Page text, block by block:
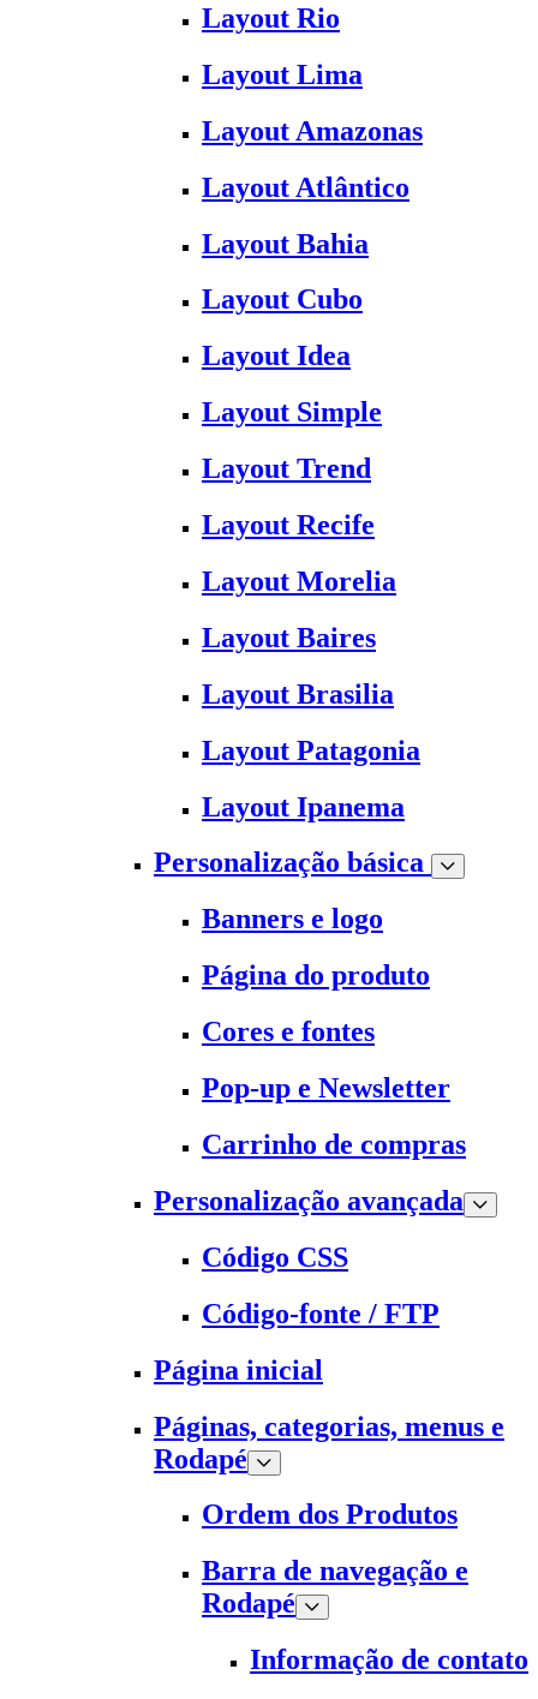
Layout Rio
Layout Lima
Layout Amazonas
Layout Atlântico
Layout Bahia
Layout Cubo
Layout Idea
Layout Simple
Layout Trend
Layout Recife
Layout Morelia
Layout Baires
Layout Brasilia
Layout Patagonia
Layout Ipanema
Personalização básica
Banners e logo
Página do produto
Cores e fontes
Pop-up e Newsletter
Carrinho de compras
Personalização avançada
Código CSS
Código-fonte / FTP
Página inicial
Páginas, categorias, menus e
Rodapé
Ordem dos Produtos
Barra de navegação e
Rodapé
Informação de contato